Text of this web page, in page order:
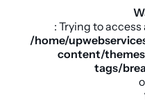
: Trying to
/home/
content/
tags/